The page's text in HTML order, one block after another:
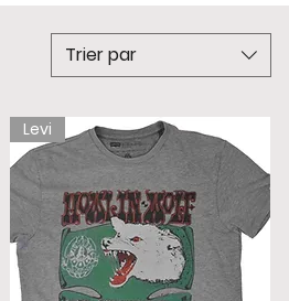
Trier par
Levi